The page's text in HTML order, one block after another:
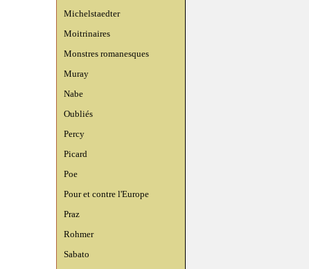
Michelstaedter
Moitrinaires
Monstres romanesques
Muray
Nabe
Oubliés
Percy
Picard
Poe
Pour et contre l'Europe
Praz
Rohmer
Sabato